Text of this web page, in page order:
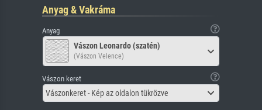
Anyag & Vakráma
Anyag
Vászon Leonardo (szatén)
(Vászon Velence)
Vászon keret
Vászonkeret - Kép az oldalon tükrözve